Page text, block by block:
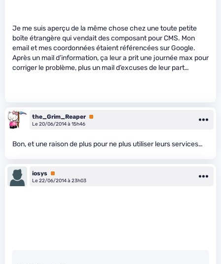
Je me suis aperçu de la même chose chez une toute petite
boîte étrangère qui vendait des composant pour CMS. Mon
email et mes coordonnées étaient référencées sur Google.
Après un mail d’information, ça leur a prit une journée max pour
corriger le problème, plus un mail d’excuses de leur part…
the_Grim_Reaper Premium
Le 20/06/2014 à 15h46
Bon, et une raison de plus pour ne plus utiliser leurs services…
iosys Premium
Le 22/06/2014 à 23h03